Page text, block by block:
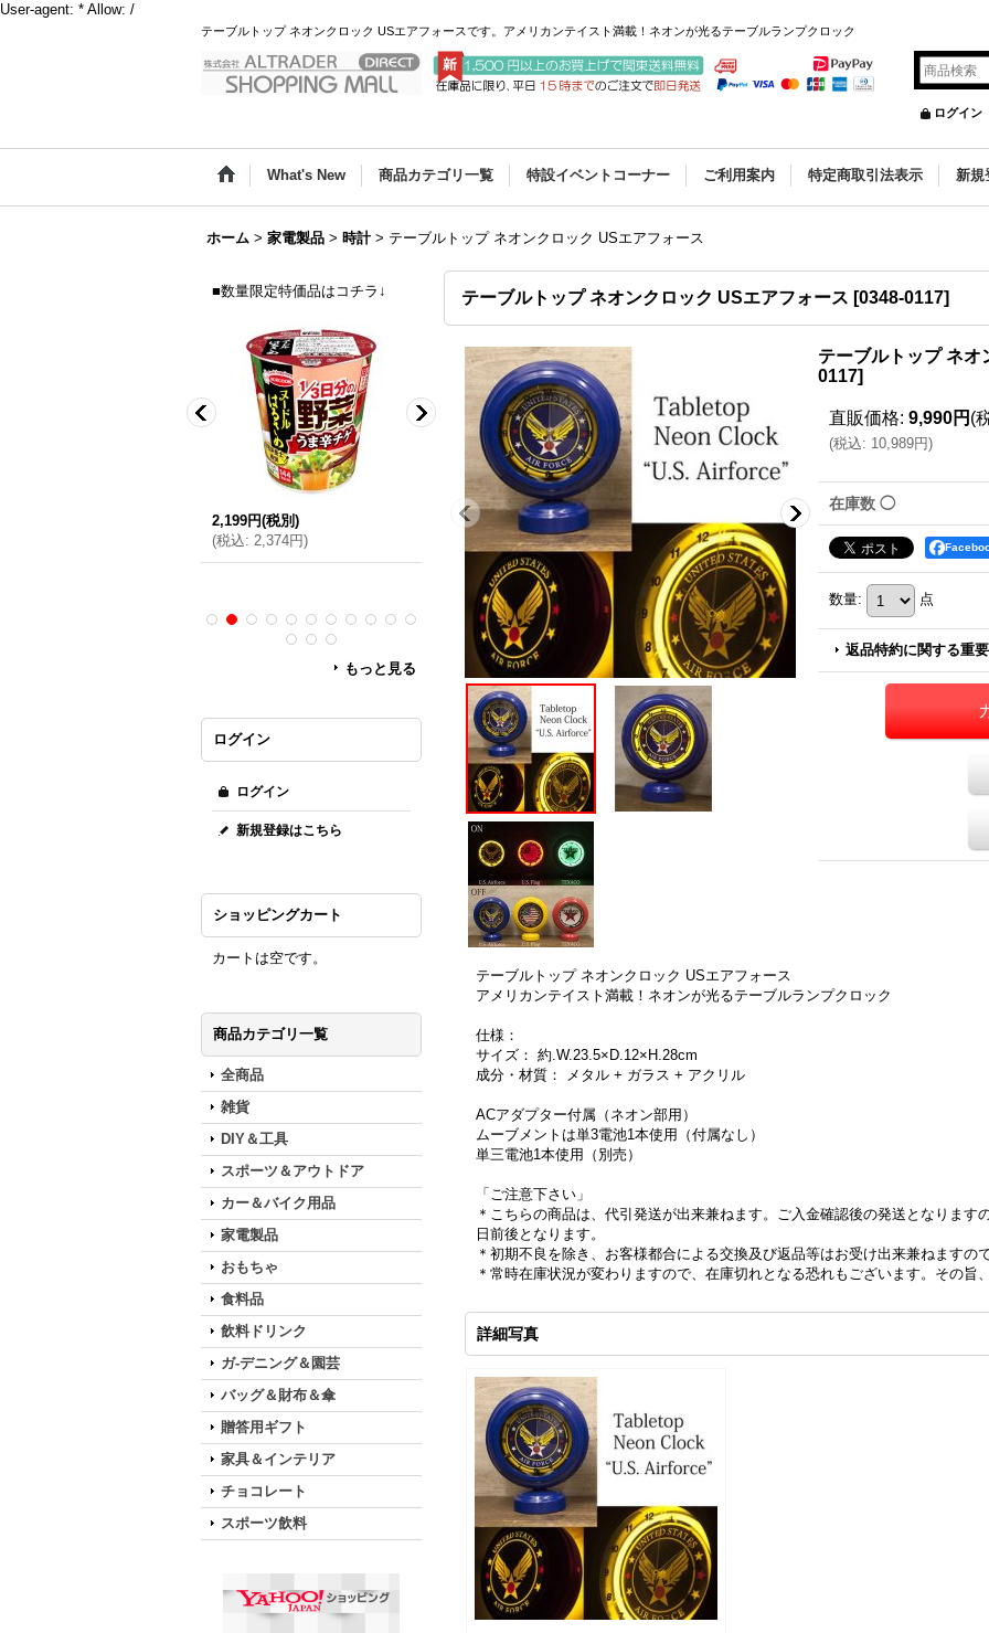
User-agent: * Allow: /
テーブルトップ ネオンクロック USエアフォースです。アメリカンテイスト満載！ネオンが光るテーブルランプクロック
ログイン
What's New 商品カテゴリ一覧 特設イベントコーナー ご利用案内 特定商取引法表示 新規
ホーム > 家電製品 > 時計 > テーブルトップ ネオンクロック USエアフォース
■数量限定特価品はコチラ↓
2,199円(税別)
(税込: 2,374円) 1,851円
(税別)
1,999円)
2,213円(税別)
(税込: 2,390円)
1,851円 (税別)
(税込: 1,999円)
もっと見る
ログイン
ログイン
新規登録はこちら
ショッピングカート
カートは空です。
商品カテゴリ一覧
全商品
雑貨
DIY＆工具
スポーツ＆アウトドア
カー＆バイク用品
家電製品
おもちゃ
食料品
飲料ドリンク
ガ-デニング＆園芸
バッグ＆財布＆傘
贈答用ギフト
家具＆インテリア
チョコレート
スポーツ飲料
テーブルトップ ネオンクロック USエアフォース [0348-0117]
テーブルトップ ネ
0117]
直販価格: 9,990円 (
(税込: 10,989円)
在庫数 ◯
数量: 点
返品特約に関する重
テーブルトップ ネオンクロック USエアフォース
アメリカンテイスト満載！ネオンが光るテーブルランプクロック
仕様：
サイズ： 約.W.23.5×D.12×H.28cm
成分・材質： メタル + ガラス + アクリル
ACアダプター付属（ネオン部用）
ムーブメントは単3電池1本使用（付属なし）
単三電池1本使用（別売）
「ご注意下さい」
＊こちらの商品は、代引発送が出来兼ねます。ご入金確認後の発送となります
日前後となります。
＊初期不良を除き、お客様都合による交換及び返品等はお受け出来兼ねますの
＊常時在庫状況が変わりますので、在庫切れとなる恐れもございます。その旨
詳細写真